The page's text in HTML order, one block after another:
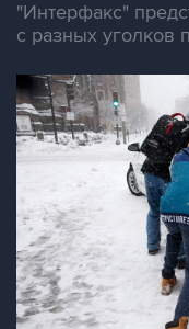
"Интерфакс"
с разных уголков